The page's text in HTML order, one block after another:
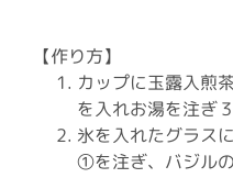
【作り方】
カップに玉露入煎
を入れお湯を注ぎ
氷を入れたグラス
①を注ぎ、バジルの